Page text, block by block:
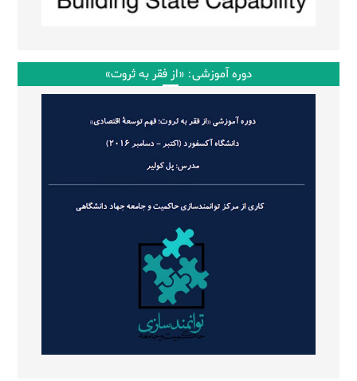
دوره آموزشی: «از فقر به ثروت»